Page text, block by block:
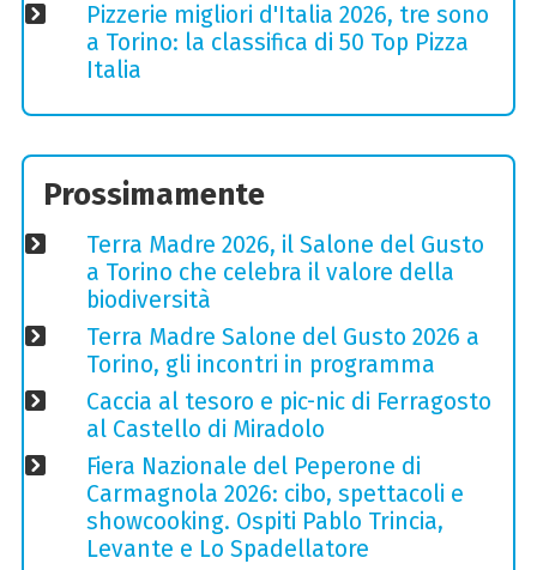
Pizzerie migliori d'Italia 2026, tre sono
a Torino: la classifica di 50 Top Pizza
Italia
Prossimamente
Terra Madre 2026, il Salone del Gusto
a Torino che celebra il valore della
biodiversità
Terra Madre Salone del Gusto 2026 a
Torino, gli incontri in programma
Caccia al tesoro e pic-nic di Ferragosto
al Castello di Miradolo
Fiera Nazionale del Peperone di
Carmagnola 2026: cibo, spettacoli e
showcooking. Ospiti Pablo Trincia,
Levante e Lo Spadellatore